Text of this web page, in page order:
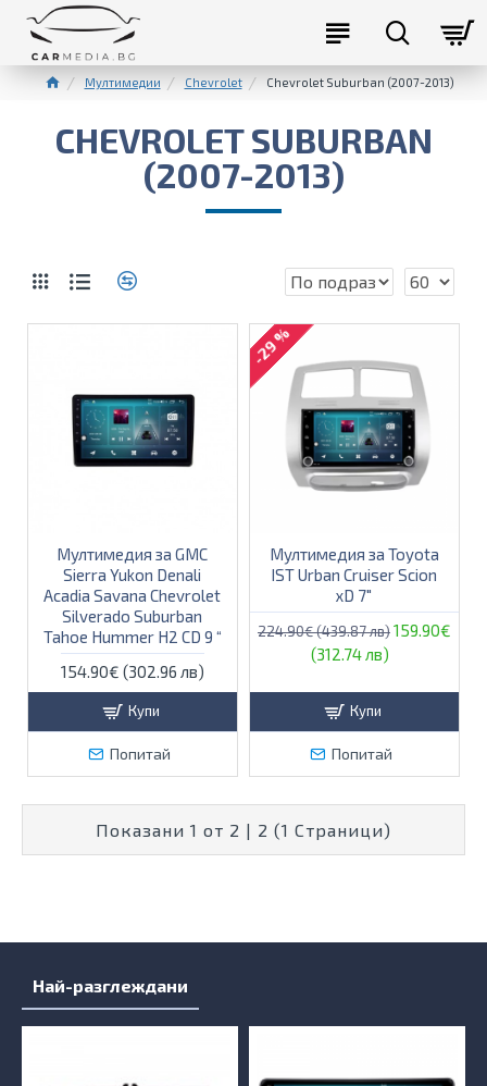
Мултимедии Chevrolet Chevrolet Suburban (2007-2013)
CHEVROLET SUBURBAN
(2007-2013)
Мултимедия за GMC
Sierra Yukon Denali
Acadia Savana Chevrolet
Silverado Suburban
Tahoe Hummer H2 CD 9 “
154.90€ (302.96 лв)
Купи
Попитай
-29 %
Мултимедия за Toyota
IST Urban Cruiser Scion
xD 7"
224.90€ (439.87 лв)159.90€
(312.74 лв)
Купи
Попитай
Показани 1 от 2 | 2 (1 Страници)
Най-разглеждани